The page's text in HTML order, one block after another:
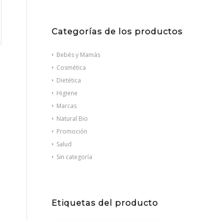
Categorías de los productos
Bebés y Mamás
Cosmética
Dietética
Higiene
Marcas
Natural Bio
Promoción
Salud
Sin categoría
Etiquetas del producto